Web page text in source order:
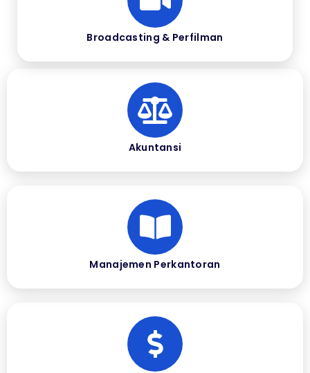
Broadcasting & Perfilman
Akuntansi
Manajemen Perkantoran